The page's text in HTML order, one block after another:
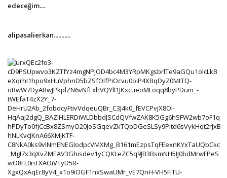
edeceğim....
alipasalierkan...........